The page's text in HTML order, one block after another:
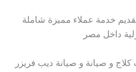
خدمة عملاء مميزة شاملة
داخل مصر
و صيانة و صيانة ديب فريزر